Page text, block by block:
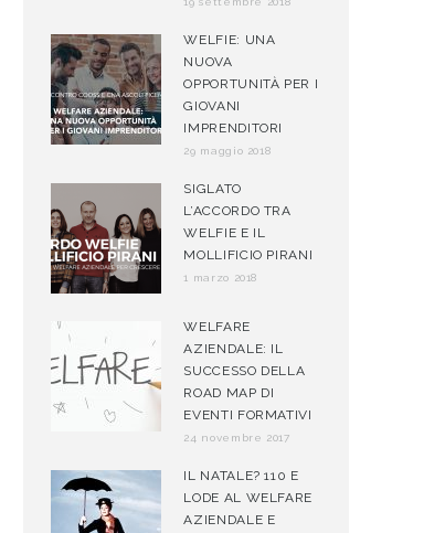
WELFIE: UNA
NUOVA
OPPORTUNITÀ PER I
GIOVANI
IMPRENDITORI
29 maggio 2018
SIGLATO
L’ACCORDO TRA
WELFIE E IL
MOLLIFICIO PIRANI
1 marzo 2018
WELFARE
AZIENDALE: IL
SUCCESSO DELLA
ROAD MAP DI
EVENTI FORMATIVI
24 novembre 2017
IL NATALE? 110 E
LODE AL WELFARE
AZIENDALE E